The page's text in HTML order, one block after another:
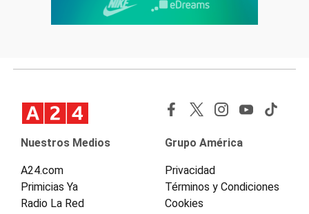
Nuestros Medios
A24.com
Primicias Ya
Radio La Red
Grupo América
Privacidad
Términos y Condiciones
Cookies